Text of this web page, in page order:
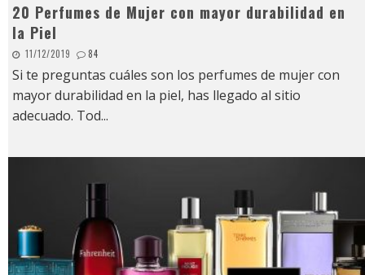
20 Perfumes de Mujer con mayor durabilidad en
la Piel
11/12/2019 84
Si te preguntas cuáles son los perfumes de mujer con
mayor durabilidad en la piel, has llegado al sitio
adecuado. Tod...